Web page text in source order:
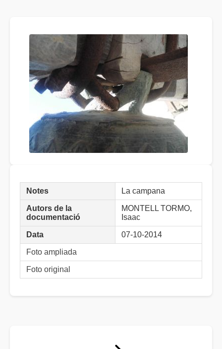
Notes La campana
Autors de la
documentació
MONTELL TORMO,
Isaac
Data 07-10-2014
Foto ampliada
Foto original